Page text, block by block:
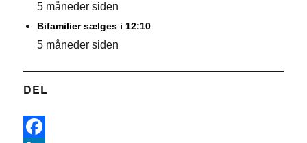
5 måneder siden
Bifamilier sælges i 12:10
5 måneder siden
DEL